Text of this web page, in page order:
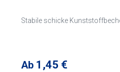
Stabile schicke
Regulärer Preis:
Ab 1,45 €